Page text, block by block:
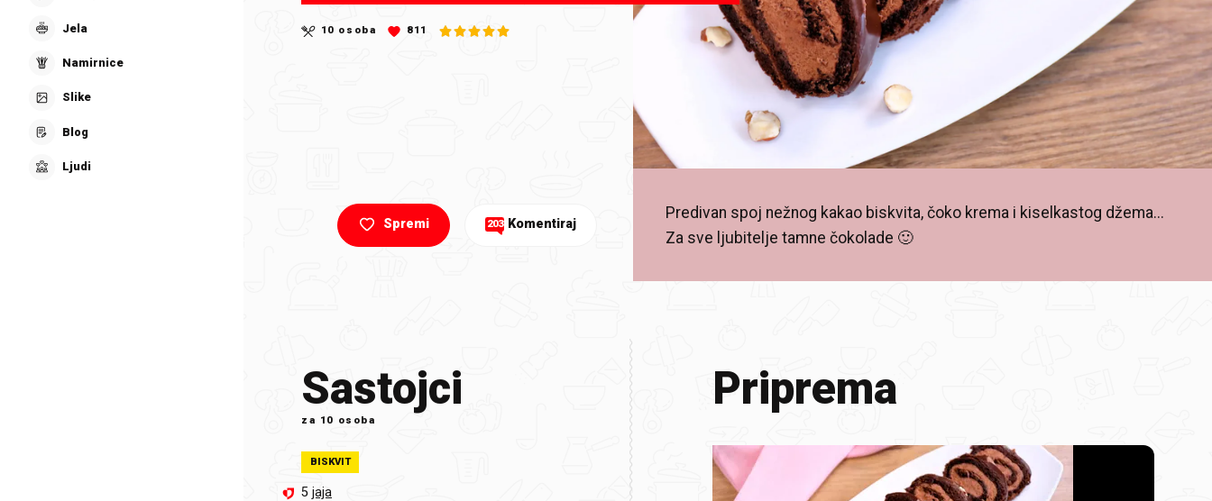
Jela
Namirnice
Slike
Blog
Ljudi
10 osoba 811
Predivan spoj nežnog kakao biskvita, čoko krema i kiselkastog džema...
Za sve ljubitelje tamne čokolade 🙂
Spremi 203 Komentiraj
Sastojci
za 10 osoba
BISKVIT
5 jaja
Priprema